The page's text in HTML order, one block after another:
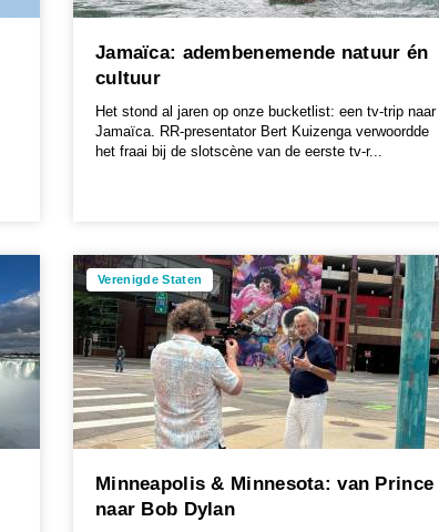
Jamaïca: adembenemende natuur én
cultuur
Het stond al jaren op onze bucketlist: een tv-trip naar
Jamaïca. RR-presentator Bert Kuizenga verwoordde
het fraai bij de slotscène van de eerste tv-r...
Verenigde Staten
Minneapolis & Minnesota: van Prince
naar Bob Dylan